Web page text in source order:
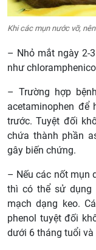
Khi các mụn nước vỡ,
– Nhỏ mắt ngày 2-
như
– Trường hợp
acetaminophen
trước. Tuyệt đối
chứa thành phần
gây biến chứng.
– Nếu các nốt mụn
thì có thể sử dụng
mạch dạng keo.
phenol tuyệt đối
dưới 6 tháng tuổi